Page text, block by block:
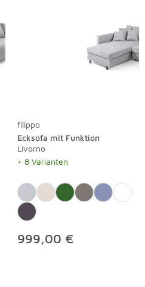
filippo
Ecksofa mit Funktion
Livorno
+ 8 Varianten
999,00 €